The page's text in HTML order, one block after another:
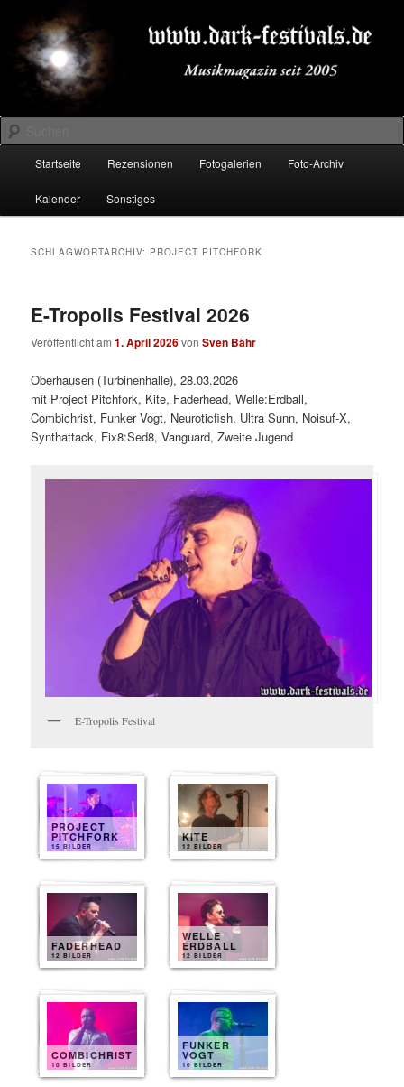
primären
Inhalt
springen
sekundären
Inhalt
springenDARK-FESTIVALS.DE
Suchen
Startseite Rezensionen Fotogalerien Foto-Archiv
Kalender Sonstiges
SCHLAGWORTARCHIV: PROJECT PITCHFORK
E-Tropolis Festival 2026
Veröffentlicht am1. April 2026vonSven Bähr
Oberhausen (Turbinenhalle), 28.03.2026
mit Project Pitchfork, Kite, Faderhead, Welle:Erdball,
Combichrist, Funker Vogt, Neuroticfish, Ultra Sunn, Noisuf-X,
Synthattack, Fix8:Sed8, Vanguard, Zweite Jugend
E-Tropolis Festival
PROJECT
PITCHFORK
15 BILDER
KITE
12 BILDER
FADERHEAD
12 BILDER
WELLE
ERDBALL
12 BILDER
COMBICHRIST
10 BILDER
FUNKER
VOGT
10 BILDER